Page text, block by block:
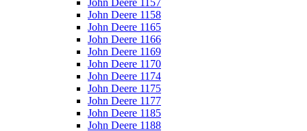
John Deere 1157
John Deere 1158
John Deere 1165
John Deere 1166
John Deere 1169
John Deere 1170
John Deere 1174
John Deere 1175
John Deere 1177
John Deere 1185
John Deere 1188